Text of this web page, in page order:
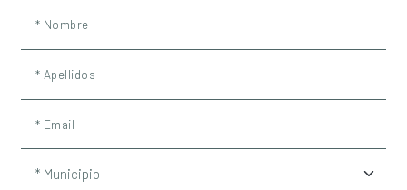
* Nombre
* Apellidos
* Email